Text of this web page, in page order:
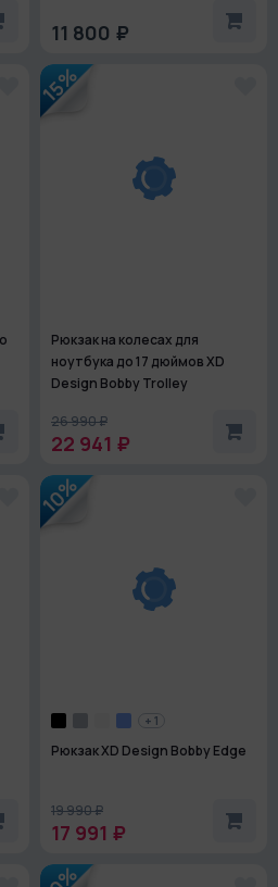
11 800 ₽
15%
Рюкзак на колесах для
ноутбука до 17 дюймов XD
Design Bobby Trolley
26 990 ₽
22 941 ₽
10%
+ 1
Рюкзак XD Design Bobby Edge
19 990 ₽
17 991 ₽